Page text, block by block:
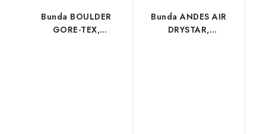
Bunda BOULDER
GORE-TEX,
Bunda ANDES AIR
DRYSTAR,